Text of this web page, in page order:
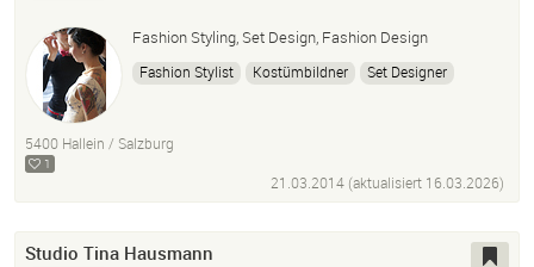
Fashion Styling, Set Design, Fashion Design
Fashion Stylist Kostümbildner
Set Designer
5400 Hallein / Salzburg
1
21.03.2014 (aktualisiert 16.03.2026)
Studio Tina Hausmann